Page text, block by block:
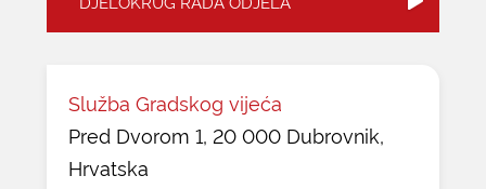
Služba Gradskog vijeća
Pred Dvorom 1, 20 000 Dubrovnik,
Hrvatska